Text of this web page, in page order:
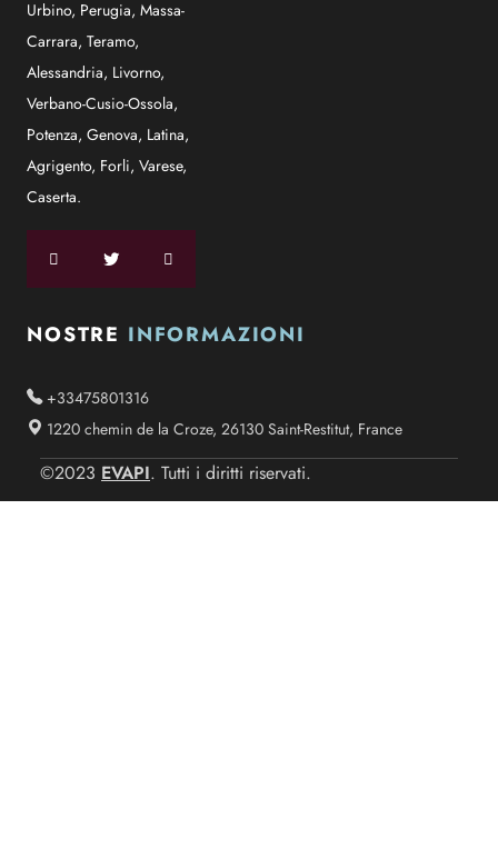
Urbino, Perugia, Massa-
Carrara, Teramo,
Alessandria, Livorno,
Verbano-Cusio-Ossola,
Potenza, Genova, Latina,
Agrigento, Forli, Varese,
Caserta.
NOSTRE INFORMAZIONI
+33475801316
1220 chemin de la Croze, 26130 Saint-Restitut, France
©2023 EVAPI. Tutti i diritti riservati.